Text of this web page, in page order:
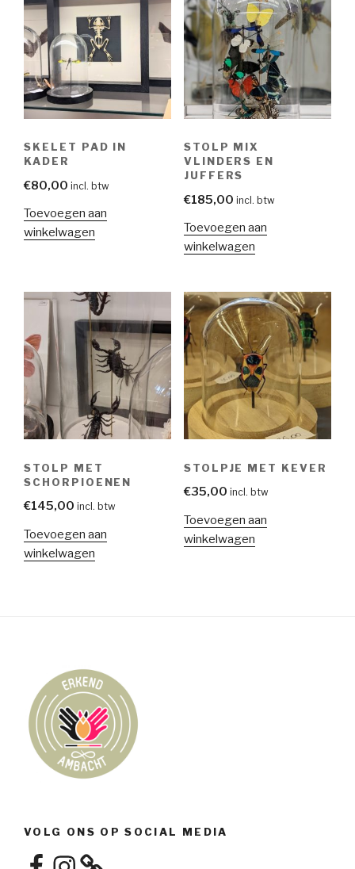
SKELET PAD IN
KADER
€80,00 incl. btw
Toevoegen aan
winkelwagen
STOLP MIX
VLINDERS EN
JUFFERS
€185,00 incl. btw
Toevoegen aan
winkelwagen
STOLP MET
SCHORPIOENEN
€145,00 incl. btw
Toevoegen aan
winkelwagen
STOLPJE MET KEVER
€35,00 incl. btw
Toevoegen aan
winkelwagen
VOLG ONS OP SOCIAL MEDIA
FacebookInstagram